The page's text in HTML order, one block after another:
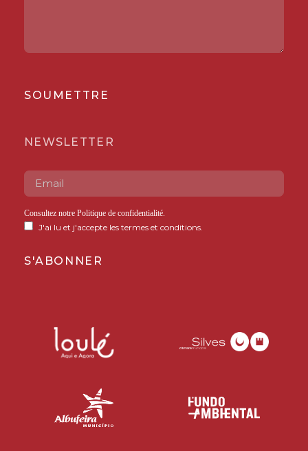
SOUMETTRE
NEWSLETTER
Consultez notre Politique de confidentialité
J'ai lu et j'accepte les termes et conditions.